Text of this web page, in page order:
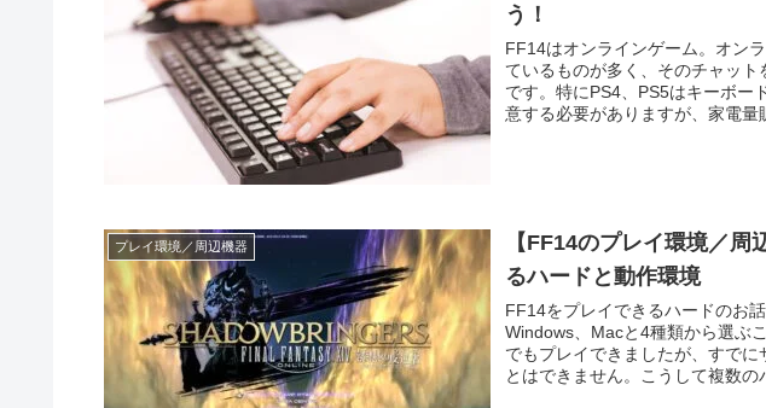
う！
FF14はオンラインゲーム。オン
ているものが多く、そのチャッ
です。特にPS4、PS5はキーボー
意する必要がありますが、家電量
プレイ環境／周辺機器
【FF14のプレイ環境／周
るハードと動作環境
FF14をプレイできるハードのお
Windows、Macと4種類から選ぶ
でもプレイできましたが、すでに
とはできません。こうして複数の